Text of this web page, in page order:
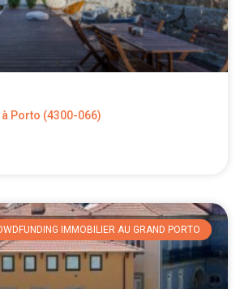
Porto (4300-066)
IMMOBILIER AU GRAND PORTO